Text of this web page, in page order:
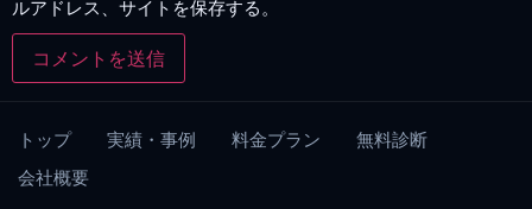
ルアドレス、サイトを保存する。
トップ 実績・事例 料金プラン
無料診断
会社概要